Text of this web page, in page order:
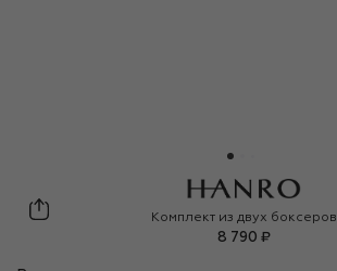
Hanro
Комплект из двух боксеров
8 790 ₽